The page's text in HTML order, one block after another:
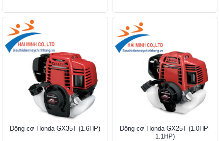
Động cơ Honda GX35T (1.6HP)
Động cơ Honda GX25T (1.0HP-
1.1HP)